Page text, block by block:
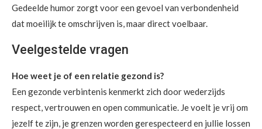
Gedeelde humor zorgt voor een gevoel van verbondenheid
dat moeilijk te omschrijven is, maar direct voelbaar.
Veelgestelde vragen
Hoe weet je of een relatie gezond is?
Een gezonde verbintenis kenmerkt zich door wederzijds
respect, vertrouwen en open communicatie. Je voelt je vrij om
jezelf te zijn, je grenzen worden gerespecteerd en jullie lossen